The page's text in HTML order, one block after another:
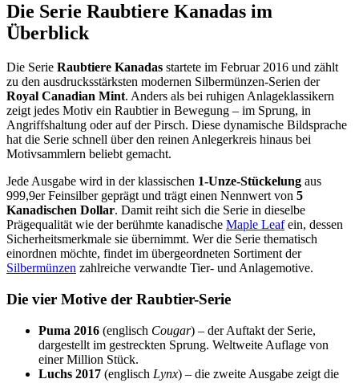
Die Serie Raubtiere Kanadas im
Überblick
Die Serie Raubtiere Kanadas startete im Februar 2016 und zählt
zu den ausdrucksstärksten modernen Silbermünzen-Serien der
Royal Canadian Mint. Anders als bei ruhigen Anlageklassikern
zeigt jedes Motiv ein Raubtier in Bewegung – im Sprung, in
Angriffshaltung oder auf der Pirsch. Diese dynamische Bildsprache
hat die Serie schnell über den reinen Anlegerkreis hinaus bei
Motivsammlern beliebt gemacht.
Jede Ausgabe wird in der klassischen 1-Unze-Stückelung aus
999,9er Feinsilber geprägt und trägt einen Nennwert von 5
Kanadischen Dollar. Damit reiht sich die Serie in dieselbe
Prägequalität wie der berühmte kanadische Maple Leafein, dessen
Sicherheitsmerkmale sie übernimmt. Wer die Serie thematisch
einordnen möchte, findet im übergeordneten Sortiment der
Silbermünzen zahlreiche verwandte Tier- und Anlagemotive.
Die vier Motive der Raubtier-Serie
Puma 2016 (englisch Cougar) – der Auftakt der Serie,
dargestellt im gestreckten Sprung. Weltweite Auflage von
einer Million Stück.
Luchs 2017 (englisch Lynx) – die zweite Ausgabe zeigt die